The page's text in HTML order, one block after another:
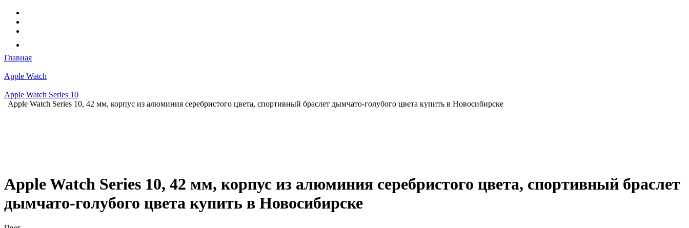
Главная
Apple Watch
Apple Watch Series 10
Apple Watch Series 10, 42 мм, корпус из алюминия серебристого цвета, спортивный браслет дымчато-голубого цвета купить в Новосибирске
Apple Watch Series 10, 42 мм, корпус из алюминия серебристого цвета, спортивный браслет
дымчато-голубого цвета купить в Новосибирске